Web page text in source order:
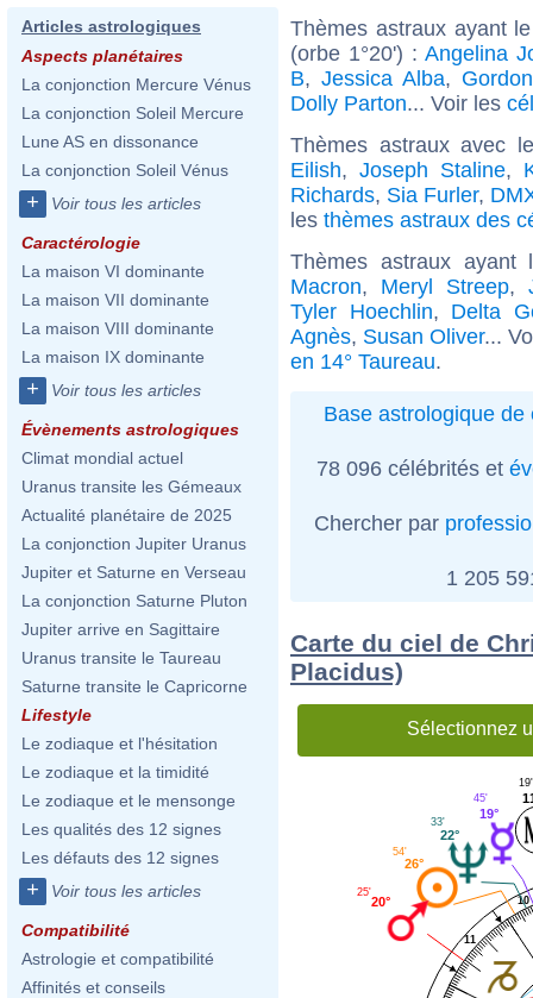
Articles astrologiques
Aspects planétaires
La conjonction Mercure Vénus
La conjonction Soleil Mercure
Lune AS en dissonance
La conjonction Soleil Vénus
+ Voir tous les articles
Caractérologie
La maison VI dominante
La maison VII dominante
La maison VIII dominante
La maison IX dominante
+ Voir tous les articles
Évènements astrologiques
Climat mondial actuel
Uranus transite les Gémeaux
Actualité planétaire de 2025
La conjonction Jupiter Uranus
Jupiter et Saturne en Verseau
La conjonction Saturne Pluton
Jupiter arrive en Sagittaire
Uranus transite le Taureau
Saturne transite le Capricorne
Lifestyle
Le zodiaque et l'hésitation
Le zodiaque et la timidité
Le zodiaque et le mensonge
Les qualités des 12 signes
Les défauts des 12 signes
+ Voir tous les articles
Compatibilité
Astrologie et compatibilité
Affinités et conseils
Thèmes astraux ayant
(orbe 1°20') :Angelina
B,Jessica Alba,
Dolly Parton... Voir les
Thèmes astraux avec
Eilish,Joseph Staline,
Richards, Sia Furler,
les thèmes astraux des
Thèmes astraux
Macron, Meryl Streep,
Tyler Hoechlin, Delta
Agnès, Susan Oliver...
en 14° Taureau.
Base astrologique de
78 096 célébrités et
Chercher par
1 205
Carte du ciel de
Placidus)
Sélectionnez
10
11
19'
19°
45'
22°
33'
26°
54'
20°
25'